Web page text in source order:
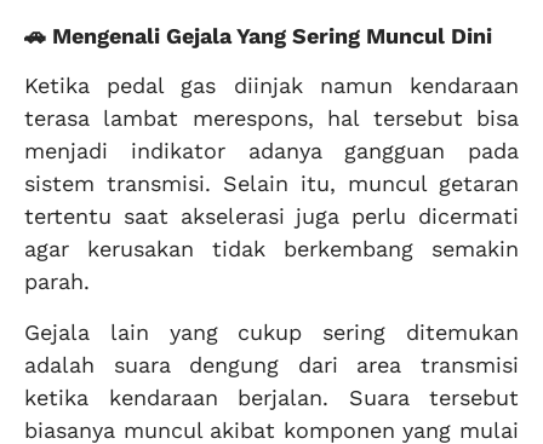
🚗 Mengenali Gejala Yang Sering Muncul Dini
Ketika pedal gas diinjak namun kendaraan
terasa lambat merespons, hal tersebut bisa
menjadi indikator adanya gangguan pada
sistem transmisi. Selain itu, muncul getaran
tertentu saat akselerasi juga perlu dicermati
agar kerusakan tidak berkembang semakin
parah.
Gejala lain yang cukup sering ditemukan
adalah suara dengung dari area transmisi
ketika kendaraan berjalan. Suara tersebut
biasanya muncul akibat komponen yang mulai